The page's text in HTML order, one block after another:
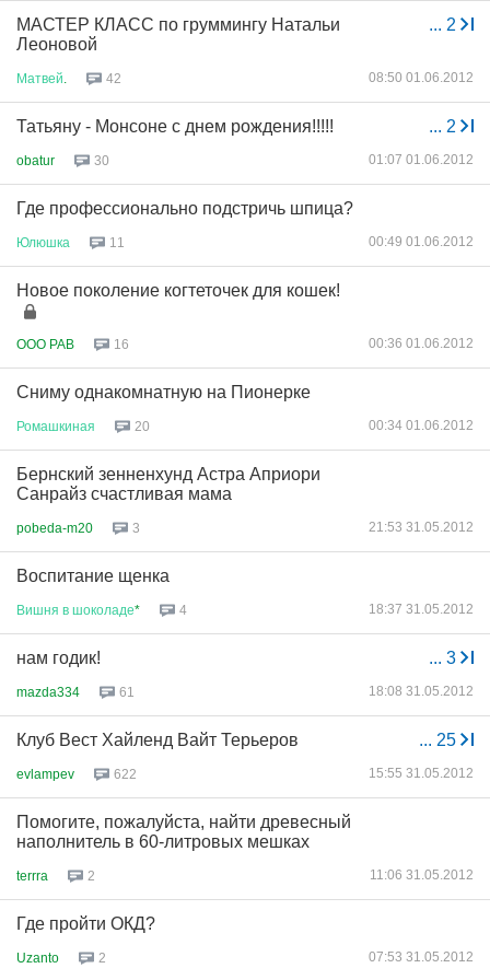
... 2
МАСТЕР КЛАСС по груммингу Натальи
Леоновой
Матвей 42 08:50 01.06.2012
... 2
Татьяну - Монсоне с днем рождения!!!!!
obatur 30 01:07 01.06.2012
Где профессионально подстричь шпица?
Юлюшка 11 00:49 01.06.2012
Новое поколение когтеточек для кошек!
OOO PAB 16 00:36 01.06.2012
Сниму однакомнатную на Пионерке
Ромашкиная 20 00:34 01.06.2012
Бернский зенненхунд Астра Априори
Санрайз счастливая мама
pobeda-m20 3 21:53 31.05.2012
Воспитание щенка
Вишня в шоколаде* 4 18:37 31.05.2012
... 3
нам годик!
mazda334 61 18:08 31.05.2012
... 25
Клуб Вест Хайленд Вайт Терьеров
evlampev 622 15:55 31.05.2012
Помогите, пожалуйста, найти древесный
наполнитель в 60-литровых мешках
terrra 2 11:06 31.05.2012
Где пройти ОКД?
Uzanto 2 07:53 31.05.2012